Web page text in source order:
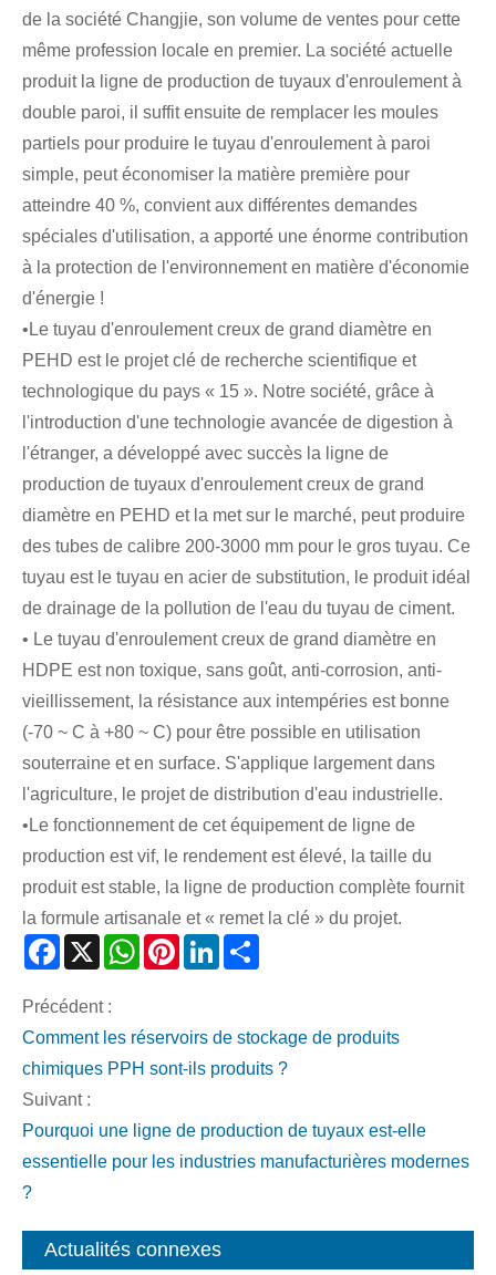
de la société Changjie, son volume de ventes pour cette
même profession locale en premier. La société actuelle
produit la ligne de production de tuyaux d'enroulement à
double paroi, il suffit ensuite de remplacer les moules
partiels pour produire le tuyau d'enroulement à paroi
simple, peut économiser la matière première pour
atteindre 40 %, convient aux différentes demandes
spéciales d'utilisation, a apporté une énorme contribution
à la protection de l'environnement en matière d'économie
d'énergie !
•Le tuyau d'enroulement creux de grand diamètre en
PEHD est le projet clé de recherche scientifique et
technologique du pays « 15 ». Notre société, grâce à
l'introduction d'une technologie avancée de digestion à
l'étranger, a développé avec succès la ligne de
production de tuyaux d'enroulement creux de grand
diamètre en PEHD et la met sur le marché, peut produire
des tubes de calibre 200-3000 mm pour le gros tuyau. Ce
tuyau est le tuyau en acier de substitution, le produit idéal
de drainage de la pollution de l'eau du tuyau de ciment.
• Le tuyau d'enroulement creux de grand diamètre en
HDPE est non toxique, sans goût, anti-corrosion, anti-
vieillissement, la résistance aux intempéries est bonne
(-70 ~ C à +80 ~ C) pour être possible en utilisation
souterraine et en surface. S'applique largement dans
l'agriculture, le projet de distribution d'eau industrielle.
•Le fonctionnement de cet équipement de ligne de
production est vif, le rendement est élevé, la taille du
produit est stable, la ligne de production complète fournit
la formule artisanale et « remet la clé » du projet.
Facebook
X WhatsAppPinterestLinkedIn
Précédent :
Comment les réservoirs de stockage de produits
chimiques PPH sont-ils produits ?
Suivant :
Pourquoi une ligne de production de tuyaux est-elle
essentielle pour les industries manufacturières modernes
?
Actualités connexes